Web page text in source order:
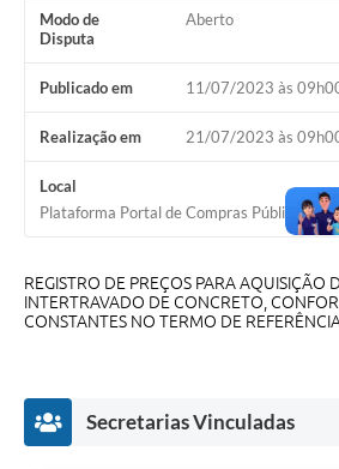
Galeria de Vídeos
Notícias
Links e Sites
Arquivos para Download
Diário Oficial
Serviços Online
SIC
Modo de
Disputa
Aberto
Publicado em 11/07/2023 às
Realização em 21/07/2023 às
Local
Plataforma Portal de Compras Públicas
REGISTRO DE PREÇOS PARA AQUISIÇÃO
INTERTRAVADO DE CONCRETO,
CONSTANTES NO TERMO DE
Secretarias Vinculadas